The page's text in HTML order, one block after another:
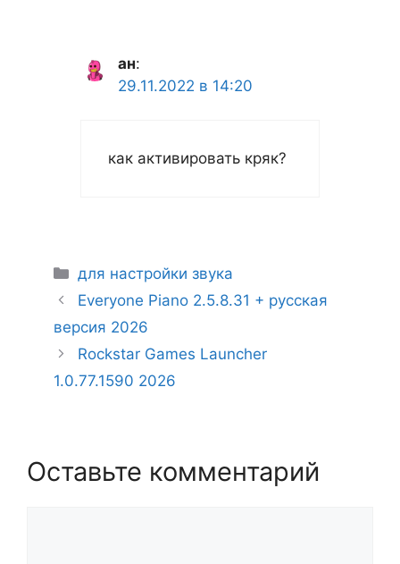
ан:
29.11.2022 в 14:20
как активировать кряк?
Рубрики
для настройки звука
Everyone Piano 2.5.8.31 + русская
версия 2026
Rockstar Games Launcher
1.0.77.1590 2026
Оставьте комментарий